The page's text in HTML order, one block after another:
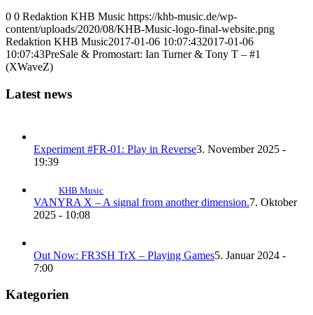
0 0 Redaktion KHB Music https://khb-music.de/wp-
content/uploads/2020/08/KHB-Music-logo-final-website.png
Redaktion KHB Music2017-01-06 10:07:432017-01-06
10:07:43PreSale & Promostart: Ian Turner & Tony T – #1
(XWaveZ)
Latest news
Experiment #FR-01: Play in Reverse3. November 2025 -
19:39
KHB Music
VANYRA X – A signal from another dimension.7. Oktober
2025 - 10:08
Out Now: FR3SH TrX – Playing Games5. Januar 2024 -
7:00
Kategorien